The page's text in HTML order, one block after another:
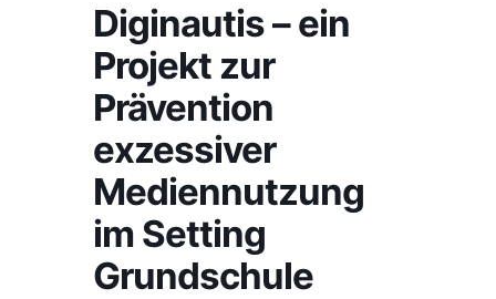
Diginautis – ein
Projekt zur
Prävention
exzessiver
Mediennutzung
im Setting
Grundschule